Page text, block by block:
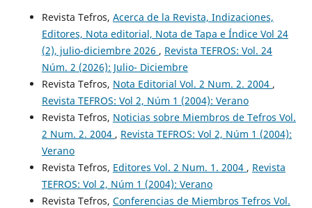
Revista Tefros, Acerca de la Revista, Indizaciones,
Editores, Nota editorial, Nota de Tapa e Índice Vol 24
(2), julio-diciembre 2026 , Revista TEFROS: Vol. 24
Núm. 2 (2026): Julio- Diciembre
Revista Tefros, Nota Editorial Vol. 2 Num. 2. 2004 ,
Revista TEFROS: Vol 2, Núm 1 (2004): Verano
Revista Tefros, Noticias sobre Miembros de Tefros Vol.
2 Num. 2. 2004 , Revista TEFROS: Vol 2, Núm 1 (2004):
Verano
Revista Tefros, Editores Vol. 2 Num. 1. 2004 , Revista
TEFROS: Vol 2, Núm 1 (2004): Verano
Revista Tefros, Conferencias de Miembros Tefros Vol.